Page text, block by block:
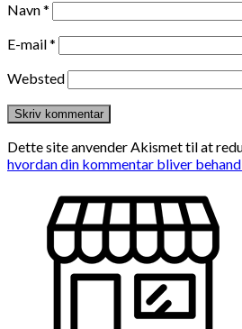
Navn*
E-mail*
Websted
Dette site anvender Akismet til at
hvordan din kommentar bliver